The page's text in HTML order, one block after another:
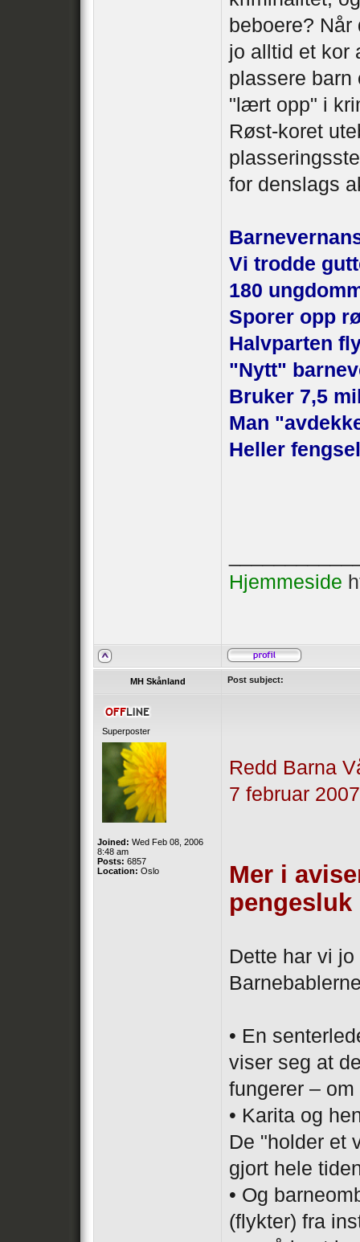
beboere?
jo alltid et kor
plassere barn
"lært opp" i
Røst-koret
for denslags
Vi trodde
180
Sporer opp
Halvparten
"Nytt"
Bruker 7,5
Man
Heller
Hjemmeside
MH Skånland Post subject:
Superposter
Joined: Wed Feb 08, 2006
8:48 am
Posts: 6857
Location: Oslo
Redd Barna
7 februar 2007
Mer i
Dette har vi
• En
viser seg at
fungerer –
• Karita og
De "holder et
gjort hele
• Og
(flykter) fra